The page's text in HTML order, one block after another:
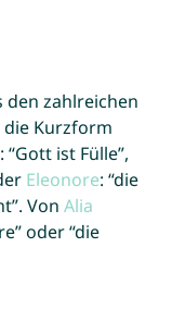
den zahlreichen
Kurzform
: “Gott ist Fülle”,
Eleonore: “die
Von Alia
oder “die